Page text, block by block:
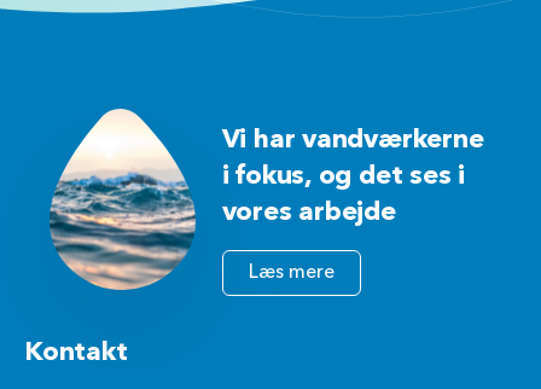
Vi har vandværkerne
i fokus, og det ses i
vores arbejde
Læs mere
Kontakt